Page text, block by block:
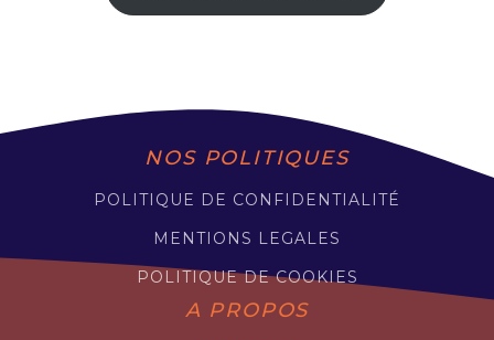
NOS POLITIQUES
POLITIQUE DE CONFIDENTIALITÉ
MENTIONS LEGALES
POLITIQUE DE COOKIES
A PROPOS